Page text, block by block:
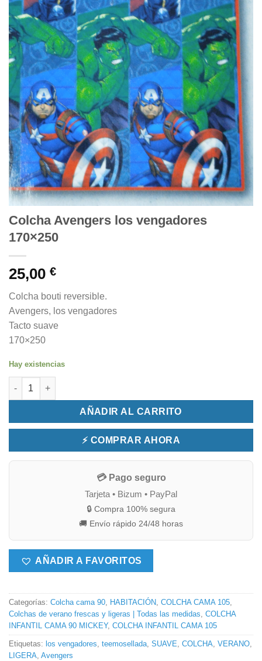
Colcha Avengers los vengadores
170×250
25,00 €
Colcha bouti reversible.
Avengers, los vengadores
Tacto suave
170×250
Hay existencias
Colcha Avengers los vengadores 170x250 cantidad
AÑADIR AL CARRITO
⚡ COMPRAR AHORA
💳 Pago seguro
Tarjeta • Bizum • PayPal
🔒 Compra 100% segura
🚚 Envío rápido 24/48 horas
AÑADIR A FAVORITOS
Categorías: Colcha cama 90, HABITACIÓN, COLCHA CAMA 105,
Colchas de verano frescas y ligeras | Todas las medidas, COLCHA
INFANTIL CAMA 90 MICKEY, COLCHA INFANTIL CAMA 105
Etiquetas: los vengadores, teemosellada, SUAVE, COLCHA, VERANO,
LIGERA, Avengers